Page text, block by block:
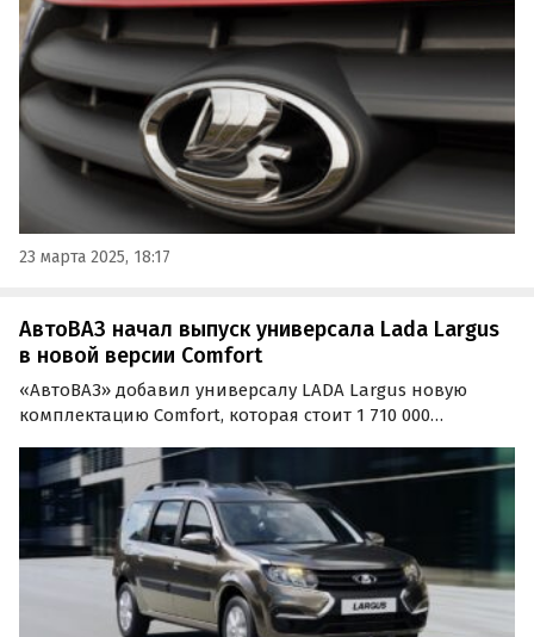
в социальной сети «ВКонтакте», сообщают
«Автоновости дня».
23 марта 2025, 18:17
АвтоВАЗ начал выпуск универсала Lada Largus
в новой версии Comfort
«АвтоВАЗ» добавил универсалу LADA Largus новую
комплектацию Comfort, которая стоит 1 710 000
версии Classic Plus. О ее появлении в понедельник, 24
марта, сообщил портал «Автоновости дня».